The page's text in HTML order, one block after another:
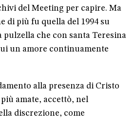
del Meeting per capire. Ma
di più fu quella del 1994 su
pulzella che con santa Teresina
un amore continuamente
alla presenza di Cristo
amate, accettò, nel
discrezione, come